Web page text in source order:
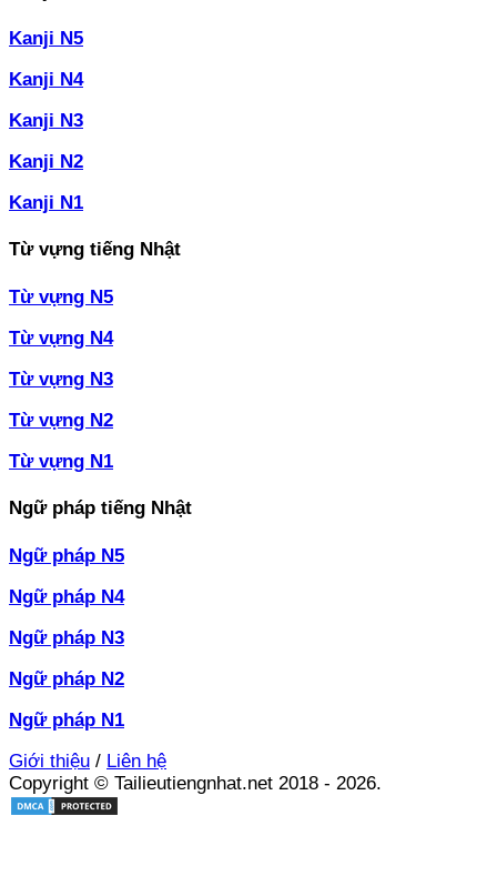
Kanji N5
Kanji N4
Kanji N3
Kanji N2
Kanji N1
Từ vựng tiếng Nhật
Từ vựng N5
Từ vựng N4
Từ vựng N3
Từ vựng N2
Từ vựng N1
Ngữ pháp tiếng Nhật
Ngữ pháp N5
Ngữ pháp N4
Ngữ pháp N3
Ngữ pháp N2
Ngữ pháp N1
Giới thiệu / Liên hệ
Copyright © Tailieutiengnhat.net 2018 - 2026.